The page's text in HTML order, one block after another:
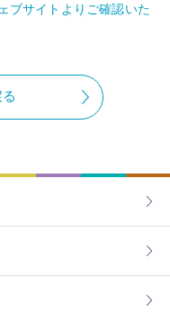
ブサイトよりご確認いた